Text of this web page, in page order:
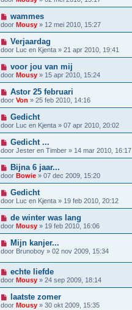
wammes
door Mousy » 12 mei 2010, 15:27
Verjaardag
door Luc en Kjenta » 21 apr 2010, 19:41
voor jou van mij
door Mousy » 15 apr 2010, 15:24
Astor 25 februari
door Von » 25 feb 2010, 14:16
Gedicht
door Luc en Kjenta » 07 apr 2010, 20:02
Gedicht ...
door Jester en Timber » 14 mar 2010, 16:17
Bijna 6 jaar...
door Bowie » 07 dec 2009, 15:20
Gedicht
door Luc en Kjenta » 19 feb 2010, 20:12
de winter was lang
door Mousy » 19 feb 2010, 16:06
Mijn kanjer...
door Brunoboy » 02 nov 2009, 15:34
echte liefde
door Mousy » 24 sep 2009, 18:14
laatste zomer
door Mousy » 30 okt 2009, 15:35